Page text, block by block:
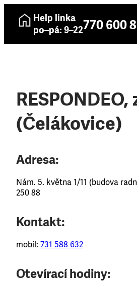
Help linka
po–pá: 9–22770 600
RESPONDEO,
(Čelákovice)
Adresa:
Nám. 5. května 1/11 (budova
250 88
Kontakt:
mobil: 731 588 632
Otevírací hodiny: